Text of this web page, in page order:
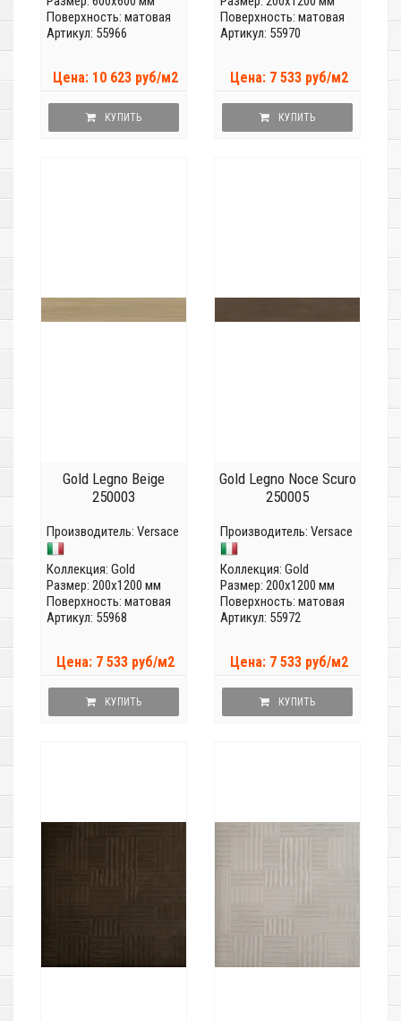
Поверхность: матовая
Артикул: 55966
Цена: 10 623 руб/м2
КУПИТЬ
Поверхность: матовая
Артикул: 55970
Цена: 7 533 руб/м2
КУПИТЬ
Gold Legno Beige
250003
Производитель: Versace
Коллекция: Gold
Размер: 200x1200 мм
Поверхность: матовая
Артикул: 55968
Цена: 7 533 руб/м2
КУПИТЬ
Gold Legno Noce Scuro
250005
Производитель: Versace
Коллекция: Gold
Размер: 200x1200 мм
Поверхность: матовая
Артикул: 55972
Цена: 7 533 руб/м2
КУПИТЬ